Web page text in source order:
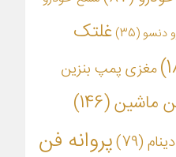
دنسو (35)
غلتک
مغزی پمپ بنزین
ماشین(146)
(79)
پروانه فن